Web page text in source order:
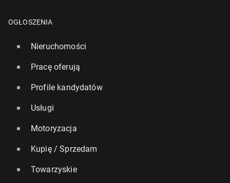
OGŁOSZENIA
Nieruchomości
Pracę oferują
Profile kandydatów
Usługi
Motoryzacja
Kupię / Sprzedam
Towarzyskie